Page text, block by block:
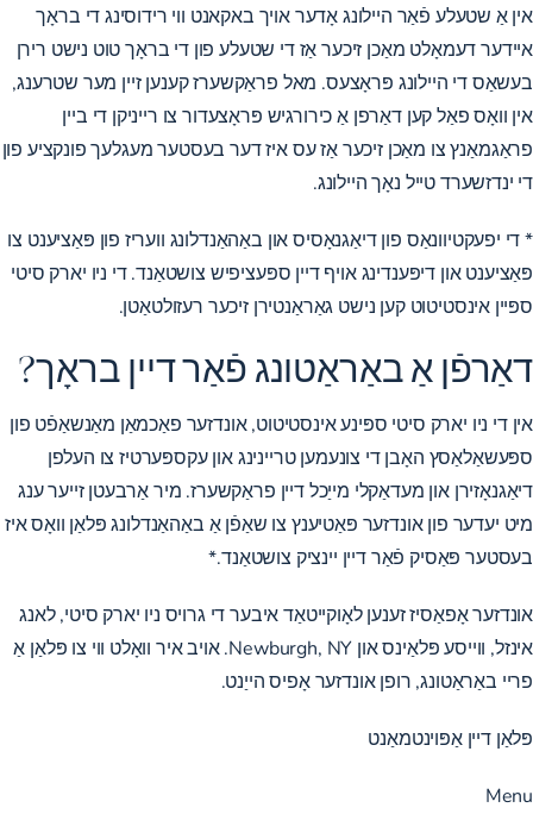
אין אַ שטעלע פֿאַר היילונג אָדער אויך באקאנט ווי רידוסינג די בראָך
איידער דעמאָלט מאַכן זיכער אַז די שטעלע פון ​​​​די בראָך טוט נישט רירן
בעשאַס די היילונג פּראָצעס. מאל פראַקשערז קענען זיין מער שטרענג,
אין וואָס פאַל קען דאַרפן אַ כירורגיש פּראָצעדור צו רייניקן די ביין
פראַגמאַנץ צו מאַכן זיכער אַז עס איז דער בעסטער מעגלעך פונקציע פון
​​​​די ינדזשערד טייל נאָך היילונג.
* די יפעקטיוונאַס פון דיאַגנאָסיס און באַהאַנדלונג וועריז פון פּאַציענט צו
פּאַציענט און דיפּענדינג אויף דיין ספּעציפיש צושטאַנד. די ניו יארק סיטי
ספּיין אינסטיטוט קען נישט גאַראַנטירן זיכער רעזולטאַטן.
דאַרפֿן אַ באַראַטונג פֿאַר דיין בראָך?
אין די ניו יארק סיטי ספּינע אינסטיטוט, אונדזער פאַכמאַן מאַנשאַפֿט פון
ספּעשאַלאַסץ האָבן די צונעמען טריינינג און עקספּערטיז צו העלפן
דיאַגנאָזירן און מעדאַקלי מייַכל דיין פראַקשערז. מיר אַרבעטן זייער ענג
מיט יעדער פון אונדזער פּאַטיענץ צו שאַפֿן אַ באַהאַנדלונג פּלאַן וואָס איז
בעסטער פּאַסיק פֿאַר דיין יינציק צושטאַנד.*
אונדזער אָפאַסיז זענען לאָוקייטאַד איבער די גרויס ניו יארק סיטי, לאנג
אינזל, ווייסע פּלאַינס און Newburgh, NY. אויב איר וואָלט ווי צו פּלאַן אַ
פריי באַראַטונג, רופן אונדזער אָפיס הייַנט.
פּלאַן דיין אַפּוינטמאַנט
Menu